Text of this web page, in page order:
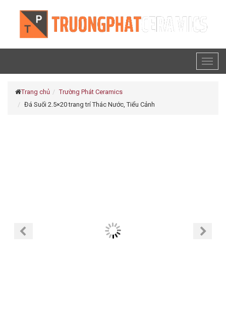
Trang chủ
Trường Phát Ceramics
Đá Suối 2.5×20 trang trí Thác Nước, Tiểu Cảnh